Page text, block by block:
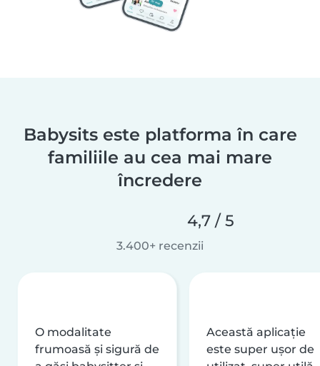
Babysits este platforma în care
familiile au cea mai mare
încredere
4,7 / 5
3.400+ recenzii
O modalitate
frumoasă și sigură de
Această aplicație
este super ușor de